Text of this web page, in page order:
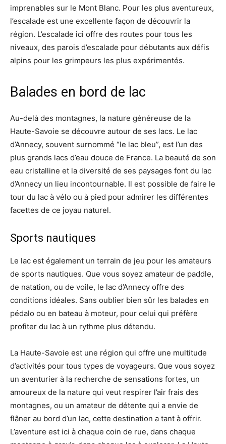
imprenables sur le Mont Blanc. Pour les plus aventureux,
l’escalade est une excellente façon de découvrir la
région. L’escalade ici offre des routes pour tous les
niveaux, des parois d’escalade pour débutants aux défis
alpins pour les grimpeurs les plus expérimentés.
Balades en bord de lac
Au-delà des montagnes, la nature généreuse de la
Haute-Savoie se découvre autour de ses lacs. Le lac
d’Annecy, souvent surnommé “le lac bleu”, est l’un des
plus grands lacs d’eau douce de France. La beauté de son
eau cristalline et la diversité de ses paysages font du lac
d’Annecy un lieu incontournable. Il est possible de faire le
tour du lac à vélo ou à pied pour admirer les différentes
facettes de ce joyau naturel.
Sports nautiques
Le lac est également un terrain de jeu pour les amateurs
de sports nautiques. Que vous soyez amateur de paddle,
de natation, ou de voile, le lac d’Annecy offre des
conditions idéales. Sans oublier bien sûr les balades en
pédalo ou en bateau à moteur, pour celui qui préfère
profiter du lac à un rythme plus détendu.
La Haute-Savoie est une région qui offre une multitude
d’activités pour tous types de voyageurs. Que vous soyez
un aventurier à la recherche de sensations fortes, un
amoureux de la nature qui veut respirer l’air frais des
montagnes, ou un amateur de détente qui a envie de
flâner au bord d’un lac, cette destination a tant à offrir.
L’aventure est ici à chaque coin de rue, dans chaque